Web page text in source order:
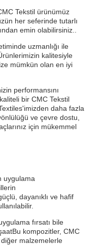
Tekstil ürünümüz
her seferinde tutarlı
emin olabilirsiniz..
uzmanlığı ile
kalitesiyle
mümkün olan en iyi
performansını
bir CMC Tekstil
daha fazla
ve çevre dostu,
için mükemmel
uygulama
dayanıklı ve hafif
fırsatı bile
kompozitler, CMC
malzemelerle